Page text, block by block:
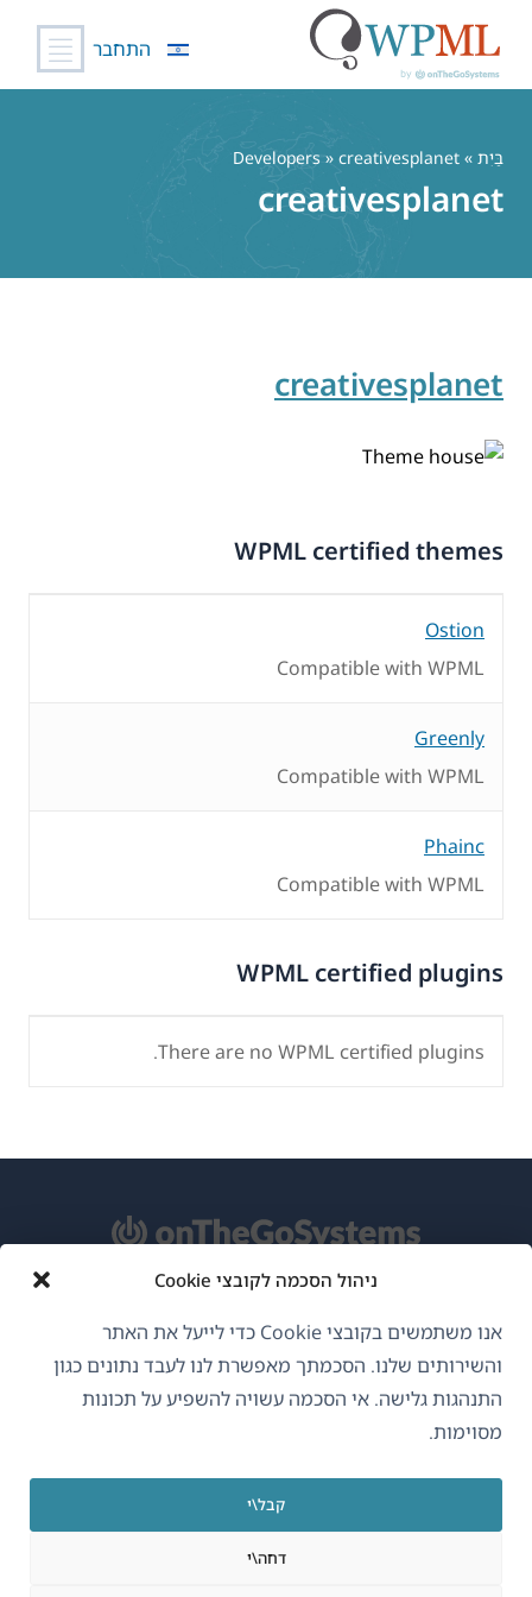
ניהול הסכמה לקובצי Cookie
אנו משתמשים בקובצי Cookie כדי לייעל את האתר
והשירותים שלנו. הסכמתך מאפשרת לנו לעבד נתונים כגון
התנהגות גלישה. אי הסכמה עשויה להשפיע על תכונות
מסוימות.
קבל\י
דחה\י
התחבר
בַּיִת » Developers » creativesplanet
creativesplanet
creativesplanet
WPML certified themes
Ostion
Compatible with WPML
Greenly
Compatible with WPML
Phainc
Compatible with WPML
WPML certified plugins
There are no WPML certified plugins.
עברית
GDPR ומדיניות פרטיות
הצטרף לצוות שלנו(נפתח
בחלון
חדש)
בחלון
חדש)
בחלון